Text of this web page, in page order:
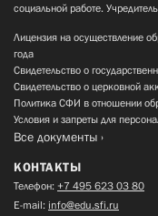
социальной работе.
Лицензия на осуществление
года
Свидетельство о
Свидетельство о церковной
Политика СФИ в отношении
Условия и запреты для
Все документы
КОНТАКТЫ
Телефон: +7 495 623 03 80
E-mail: info@edu.sfi.ru